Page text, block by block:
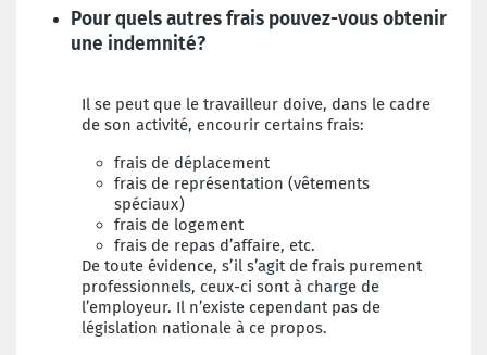
Pour quels autres frais pouvez-vous obtenir
une indemnité?
Il se peut que le travailleur doive, dans le cadre
de son activité, encourir certains frais:
frais de déplacement
frais de représentation (vêtements
spéciaux)
frais de logement
frais de repas d’affaire, etc.
De toute évidence, s’il s’agit de frais purement
professionnels, ceux-ci sont à charge de
l’employeur. Il n’existe cependant pas de
législation nationale à ce propos.